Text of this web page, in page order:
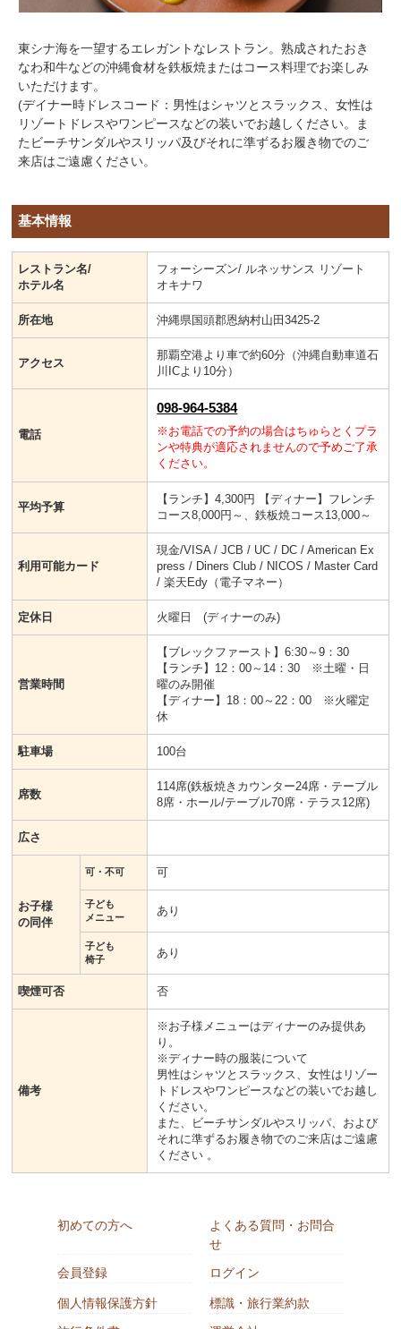
東シナ海を一望するエレガントなレストラン。熟成されたおき
なわ和牛などの沖縄食材を鉄板焼またはコース料理でお楽しみ
いただけます。
(デイナー時ドレスコード：男性はシャツとスラックス、女性は
リゾートドレスやワンピースなどの装いでお越しください。ま
たビーチサンダルやスリッパ及びそれに準ずるお履き物でのご
来店はご遠慮ください。
基本情報
レストラン名/
ホテル名
フォーシーズン/ ルネッサンス リゾート
オキナワ
所在地 沖縄県国頭郡恩納村山田3425-2
アクセス
那覇空港より車で約60分（沖縄自動車道石
川ICより10分）
電話
098-964-5384
※お電話での予約の場合はちゅらとくプラ
ンや特典が適応されませんので予めご了承
ください。
平均予算
【ランチ】4,300円 【ディナー】フレンチ
コース8,000円～、鉄板焼コース13,000～
利用可能カード
現金/VISA / JCB / UC / DC / American Ex
press / Diners Club / NICOS / Master Card
/ 楽天Edy（電子マネー）
定休日 火曜日 (ディナーのみ)
営業時間
【ブレックファースト】6:30～9：30
【ランチ】12：00～14：30 ※土曜・日
曜のみ開催
【ディナー】18：00～22：00 ※火曜定
休
駐車場 100台
席数
114席(鉄板焼きカウンター24席・テーブル
8席・ホール/テーブル70席・テラス12席)
広さ
お子様
の同伴
可・不可 可
子ども
メニュー
あり
子ども
椅子
あり
喫煙可否 否
備考
※お子様メニューはディナーのみ提供あ
り。
※ディナー時の服装について
男性はシャツとスラックス、女性はリゾー
トドレスやワンピースなどの装いでお越し
ください。
また、ビーチサンダルやスリッパ、および
それに準ずるお履き物でのご来店はご遠慮
ください 。
初めての方へ
よくある質問・お問合
せ
会員登録
ログイン
個人情報保護方針
標識・旅行業約款